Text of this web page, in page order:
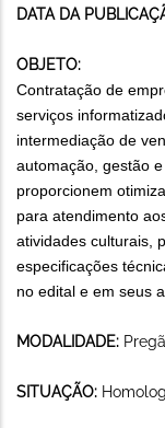
DATA DA
OBJETO:
Contratação de
serviços
intermediação de
automação, gestão
proporcionem
para atendimento
atividades culturais,
especificações
no edital e em seus
MODALIDADE:
SITUAÇÃO: